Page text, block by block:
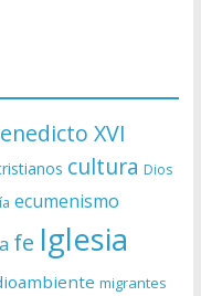
XVI
cultura Dios
ecumenismo
fe Iglesia
migrantes